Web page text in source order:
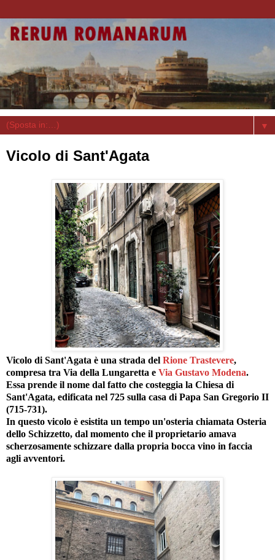
▼
Vicolo di Sant'Agata
Vicolo di Sant'Agata è una strada del Rione Trastevere,
compresa tra Via della Lungaretta e Via Gustavo Modena.
Essa prende il nome dal fatto che costeggia la Chiesa di
Sant'Agata, edificata nel 725 sulla casa di Papa San Gregorio II
(715-731).
In questo vicolo è esistita un tempo un'osteria chiamata Osteria
dello Schizzetto, dal momento che il proprietario amava
scherzosamente schizzare dalla propria bocca vino in faccia
agli avventori.